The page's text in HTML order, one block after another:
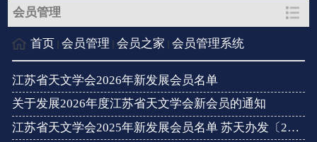
会员管理
首页 会员管理 会员之家 会员管理系统
江苏省天文学会2026年新发展会员名单
关于发展2026年度江苏省天文学会新会员的通知
江苏省天文学会2025年新发展会员名单 苏天办发〔2025〕13号